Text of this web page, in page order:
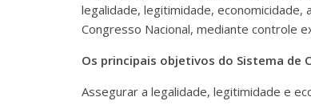
legalidade, legitimidade, economicidade,
Congresso Nacional, mediante controle
Os principais objetivos do Sistema de
Assegurar a legalidade, legitimidade e